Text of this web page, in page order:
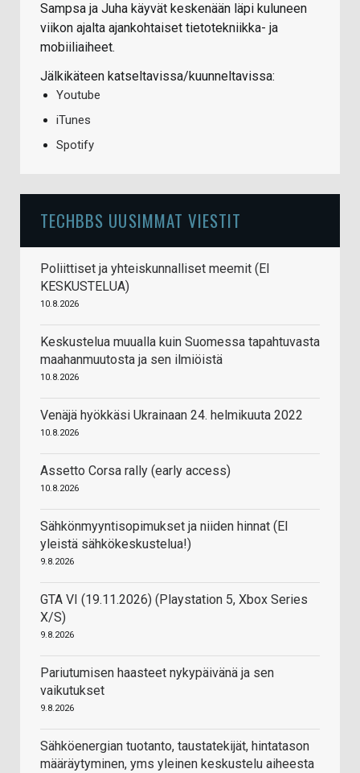
Sampsa ja Juha käyvät keskenään läpi kuluneen
viikon ajalta ajankohtaiset tietotekniikka- ja
mobiiliaiheet.
Jälkikäteen katseltavissa/kuunneltavissa:
Youtube
iTunes
Spotify
TECHBBS UUSIMMAT VIESTIT
Poliittiset ja yhteiskunnalliset meemit (EI
KESKUSTELUA)
10.8.2026
Keskustelua muualla kuin Suomessa tapahtuvasta
maahanmuutosta ja sen ilmiöistä
10.8.2026
Venäjä hyökkäsi Ukrainaan 24. helmikuuta 2022
10.8.2026
Assetto Corsa rally (early access)
10.8.2026
Sähkönmyyntisopimukset ja niiden hinnat (EI
yleistä sähkökeskustelua!)
9.8.2026
GTA VI (19.11.2026) (Playstation 5, Xbox Series
X/S)
9.8.2026
Pariutumisen haasteet nykypäivänä ja sen
vaikutukset
9.8.2026
Sähköenergian tuotanto, taustatekijät, hintatason
määräytyminen, yms yleinen keskustelu aiheesta